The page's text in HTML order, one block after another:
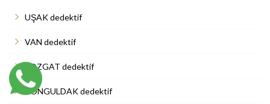
UŞAK dedektif
VAN dedektif
YOZGAT dedektif
ZONGULDAK dedektif